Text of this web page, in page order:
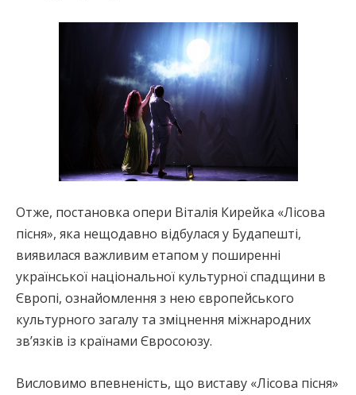
Отже, постановка опери Віталія Кирейка «Лісова
пісня», яка нещодавно відбулася у Будапешті,
виявилася важливим етапом у поширенні
української національної культурної спадщини в
Європі, ознайомлення з нею європейського
культурного загалу та зміцнення міжнародних
зв’язків із країнами Євросоюзу.
Висловимо впевненість, що виставу «Лісова пісня»